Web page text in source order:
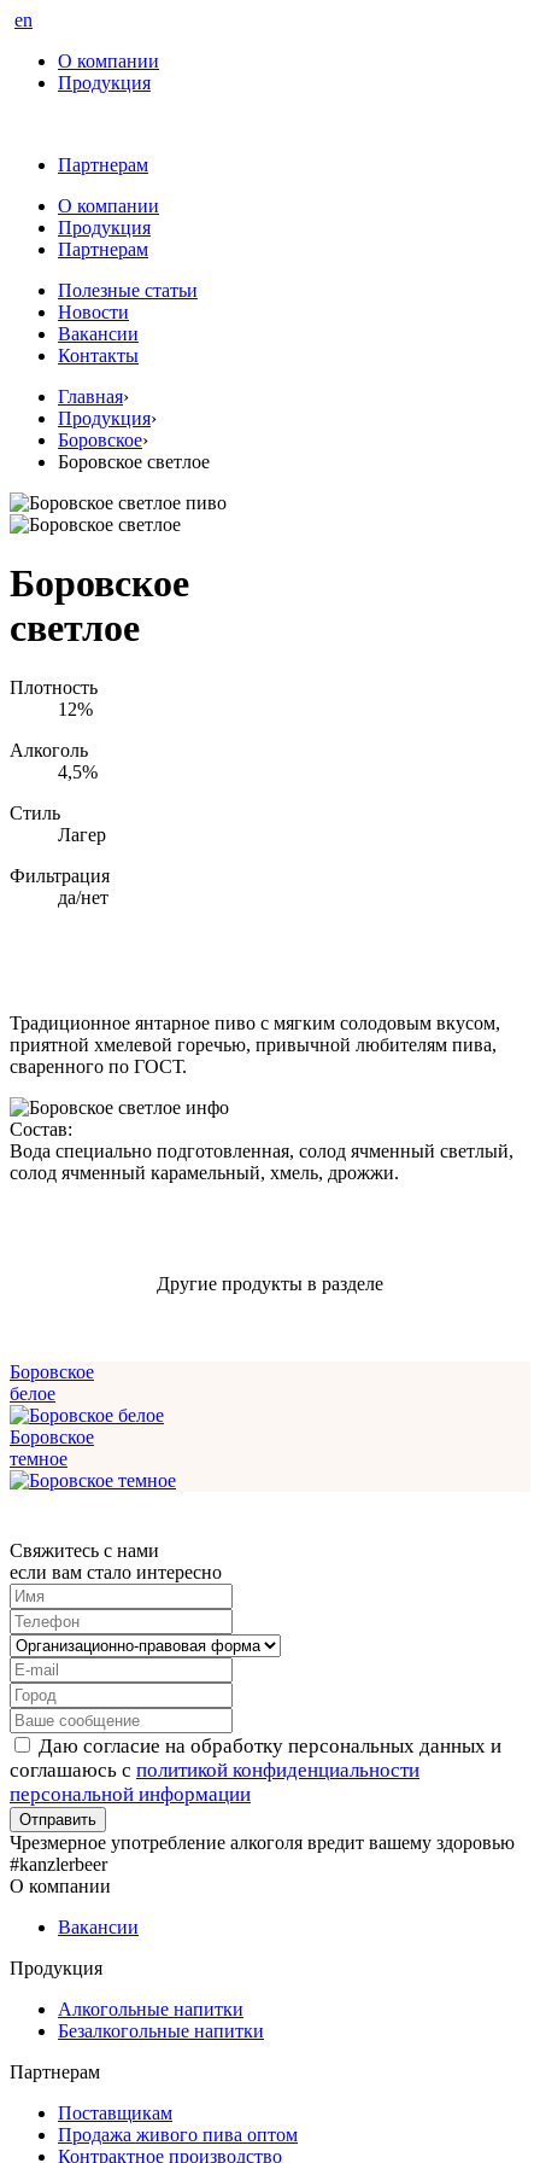
en
О компании
Продукция
Партнерам
О компании
Продукция
Партнерам
Полезные статьи
Новости
Вакансии
Контакты
Главная›
Продукция›
Боровское›
Боровское светлое
Боровское
светлое
Плотность
12%
Алкоголь
4,5%
Стиль
Лагер
Фильтрация
да/нет
Традиционное янтарное пиво с мягким солодовым вкусом,
приятной хмелевой горечью, привычной любителям пива,
сваренного по ГОСТ.
Состав:
Вода специально подготовленная, солод ячменный светлый,
солод ячменный карамельный, хмель, дрожжи.
Другие продукты в разделе
Боровское
белое
Боровское
темное
Свяжитесь с нами
если вам стало интересно
Даю согласие на обработку персональных данных и
соглашаюсь с политикой конфиденциальности
персональной информации
Чрезмерное употребление алкоголя вредит вашему здоровью
#kanzlerbeer
О компании
Вакансии
Продукция
Алкогольные напитки
Безалкогольные напитки
Партнерам
Поставщикам
Продажа живого пива оптом
Контрактное производство